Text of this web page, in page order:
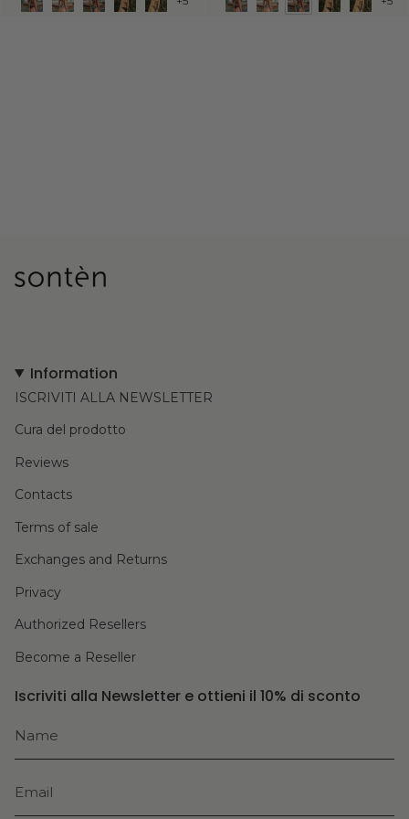
Information
ISCRIVITI ALLA NEWSLETTER
Cura del prodotto
Reviews
Contacts
Terms of sale
Exchanges and Returns
Privacy
Authorized Resellers
Become a Reseller
Iscriviti alla Newsletter e ottieni il 10% di sconto